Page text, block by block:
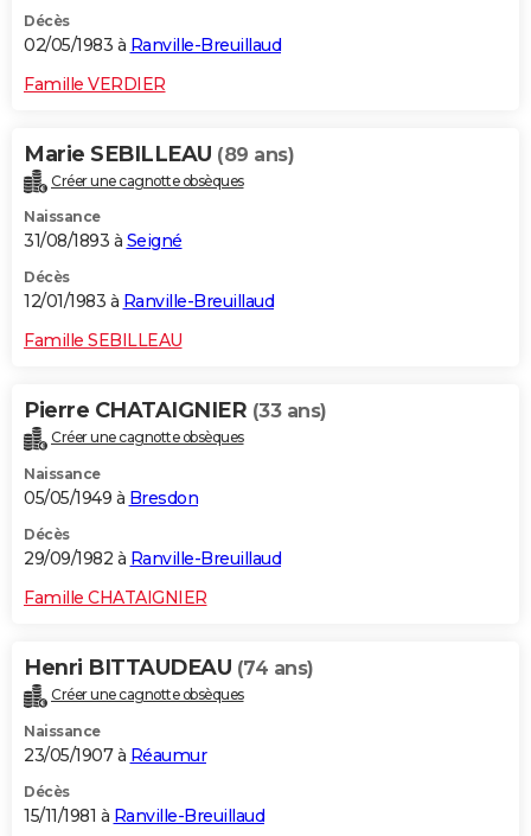
Décès
02/05/1983 à Ranville-Breuillaud
Famille VERDIER
Marie SEBILLEAU (89 ans)
Créer une cagnotte obsèques
Naissance
31/08/1893 à Seigné
Décès
12/01/1983 à Ranville-Breuillaud
Famille SEBILLEAU
Pierre CHATAIGNIER (33 ans)
Créer une cagnotte obsèques
Naissance
05/05/1949 à Bresdon
Décès
29/09/1982 à Ranville-Breuillaud
Famille CHATAIGNIER
Henri BITTAUDEAU (74 ans)
Créer une cagnotte obsèques
Naissance
23/05/1907 à Réaumur
Décès
15/11/1981 à Ranville-Breuillaud